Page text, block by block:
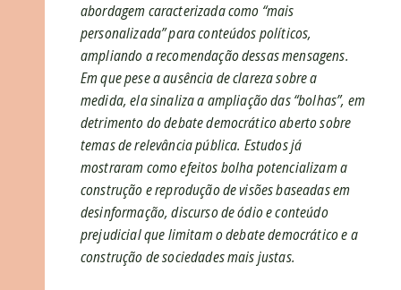
abordagem caracterizada como “mais
personalizada” para conteúdos políticos,
ampliando a recomendação dessas mensagens.
Em que pese a ausência de clareza sobre a
medida, ela sinaliza a ampliação das “bolhas”, em
detrimento do debate democrático aberto sobre
temas de relevância pública. Estudos já
mostraram como efeitos bolha potencializam a
construção e reprodução de visões baseadas em
desinformação, discurso de ódio e conteúdo
prejudicial que limitam o debate democrático e a
construção de sociedades mais justas.